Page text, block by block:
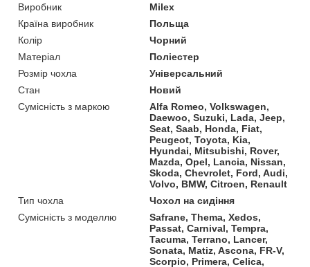
Виробник
Milex
Країна виробник
Польща
Колір
Чорний
Матеріал
Поліестер
Розмір чохла
Універсальний
Стан
Новий
Сумісність з маркою
Alfa Romeo, Volkswagen,
Daewoo, Suzuki, Lada, Jeep,
Seat, Saab, Honda, Fiat,
Peugeot, Toyota, Kia,
Hyundai, Mitsubishi, Rover,
Mazda, Opel, Lancia, Nissan,
Skoda, Chevrolet, Ford, Audi,
Volvo, BMW, Citroen, Renault
Тип чохла
Чохол на сидіння
Сумісність з моделлю
Safrane, Thema, Xedos,
Passat, Carnival, Tempra,
Tacuma, Terrano, Lancer,
Sonata, Matiz, Ascona, FR-V,
Scorpio, Primera, Celica,